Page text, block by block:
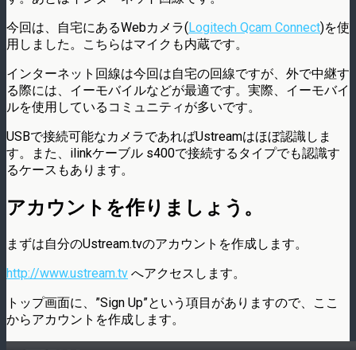
今回は、自宅にあるWebカメラ(Logitech Qcam Connect)を使
用しました。こちらはマイクも内蔵です。
インターネット回線は今回は自宅の回線ですが、外で中継す
る際には、イーモバイルなどが最適です。実際、イーモバイ
ルを使用しているコミュニティが多いです。
USBで接続可能なカメラであればUstreamはほぼ認識しま
す。また、ilinkケーブル s400で接続するタイプでも認識す
るケースもあります。
アカウントを作りましょう。
まずは自分のUstream.tvのアカウントを作成します。
http://www.ustream.tv へアクセスします。
トップ画面に、”Sign Up”という項目がありますので、ここ
からアカウントを作成します。